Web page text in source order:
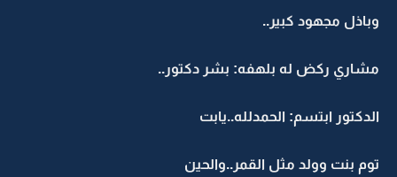
وباذل مجهود كبير..
مشاري ركض له بلهفه: بشر دكتور..
الدكتور ابتسم: الحمدلله..يابت
توم بنت وولد مثل القمر..والحين